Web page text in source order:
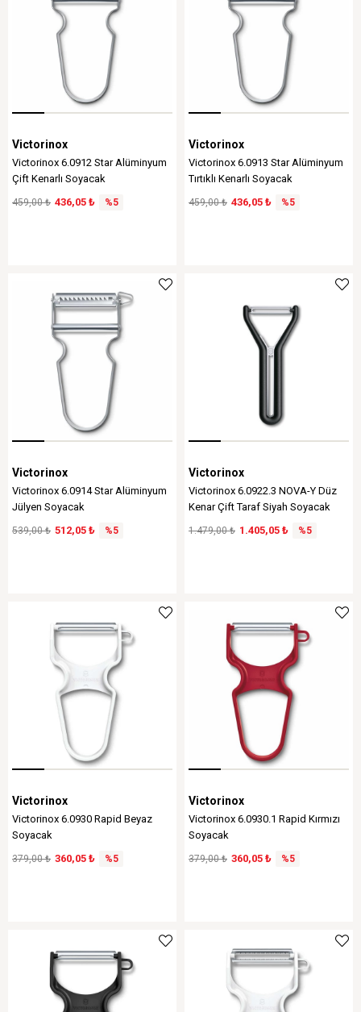
Victorinox
Victorinox 6.0912 Star Alüminyum
Çift Kenarlı Soyacak
436,05 ₺
459,00 ₺ %5
Victorinox
Victorinox 6.0913 Star Alüminyum
Tırtıklı Kenarlı Soyacak
436,05 ₺
459,00 ₺ %5
Victorinox
Victorinox 6.0914 Star Alüminyum
Jülyen Soyacak
512,05 ₺
539,00 ₺ %5
Victorinox
Victorinox 6.0922.3 NOVA-Y Düz
Kenar Çift Taraf Siyah Soyacak
1.405,05 ₺
1.479,00 ₺ %5
Victorinox
Victorinox 6.0930 Rapid Beyaz
Soyacak
360,05 ₺
379,00 ₺ %5
Victorinox
Victorinox 6.0930.1 Rapid Kırmızı
Soyacak
360,05 ₺
379,00 ₺ %5